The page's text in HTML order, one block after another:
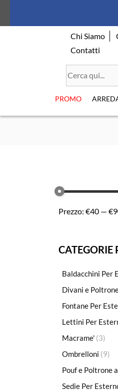
Chi Siamo
Contatti
PROMO
Prezzo: €40 —
CATEGORIE
Baldacchini Per
Divani e
Fontane Per
Lettini Per
Macrame' (3)
Ombrelloni (9)
Pouf e Poltrone
Sedie Per